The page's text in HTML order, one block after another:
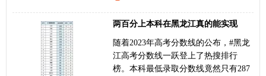
两百分上本科在黑龙江真的能实现
随着2023年高考分数线的公布，#黑龙
江高考分数线一跃登上了热搜排行
榜。本科最低录取分数线竟然只有287